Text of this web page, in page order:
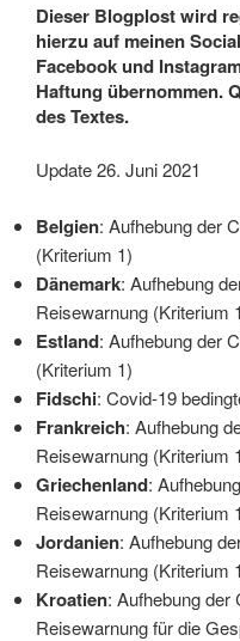
Dieser Blogplost wird
hierzu auf meinen
Facebook und
Haftung übernommen.
des Textes.
Update 26. Juni 2021
Belgien: Aufhebung der
(Kriterium 1)
Dänemark: Aufhebung
Reisewarnung (Kriterium
Estland: Aufhebung der
(Kriterium 1)
Fidschi: Covid-19
Frankreich: Aufhebung
Reisewarnung (Kriterium
Griechenland:
Reisewarnung (Kriterium
Jordanien: Aufhebung
Reisewarnung (Kriterium
Kroatien: Aufhebung der
Reisewarnung für die